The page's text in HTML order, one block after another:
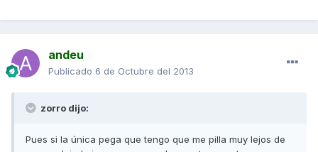
andeu
Publicado 6 de Octubre del 2013
zorro dijo:
Pues si la única pega que tengo que me pilla muy lejos de